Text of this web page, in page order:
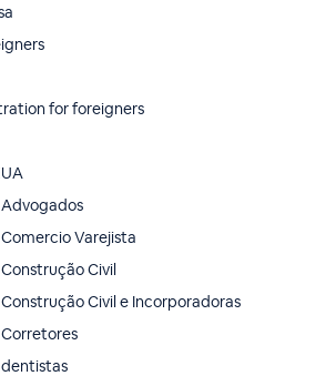
for foreigners
Varejista
Civil
Civil e Incorporadoras